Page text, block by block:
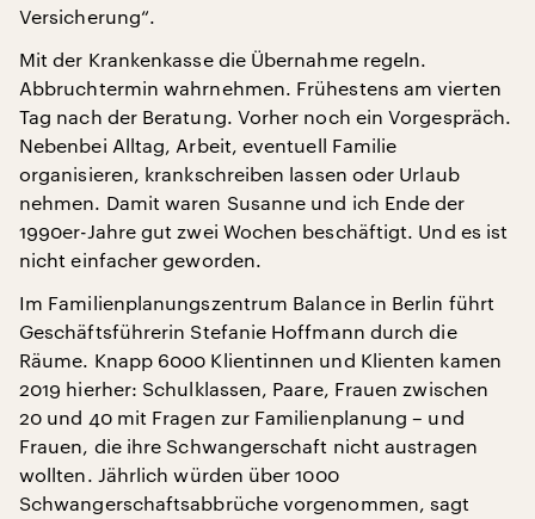
Versicherung“.
Mit der Krankenkasse die Übernahme regeln.
Abbruchtermin wahrnehmen. Frühestens am vierten
Tag nach der Beratung. Vorher noch ein Vorgespräch.
Nebenbei Alltag, Arbeit, eventuell Familie
organisieren, krankschreiben lassen oder Urlaub
nehmen. Damit waren Susanne und ich Ende der
1990er-Jahre gut zwei Wochen beschäftigt. Und es ist
nicht einfacher geworden.
Im Familienplanungszentrum Balance in Berlin führt
Geschäftsführerin Stefanie Hoffmann durch die
Räume. Knapp 6000 Klientinnen und Klienten kamen
2019 hierher: Schulklassen, Paare, Frauen zwischen
20 und 40 mit Fragen zur Familienplanung – und
Frauen, die ihre Schwangerschaft nicht austragen
wollten. Jährlich würden über 1000
Schwangerschaftsabbrüche vorgenommen, sagt